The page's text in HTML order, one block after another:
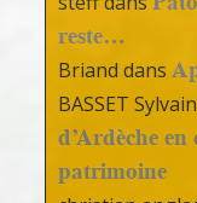
reste…
Briand dans
BASSET Sylvain
d’Ardèche
patrimoine